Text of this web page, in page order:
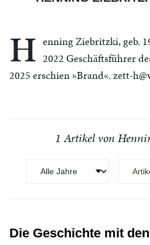
H enning Ziebritzki, geb.
2022 Geschäftsführer
2025 erschien »Brand«. zett-
1 Artikel von
Die Geschichte mit